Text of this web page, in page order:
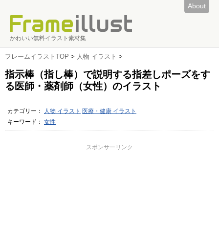
About
かわいい無料イラスト素材集
フレームイラストTOP > 人物 イラスト >
指示棒（指し棒）で説明する指差しポーズをす
る医師・薬剤師（女性）のイラスト
カテゴリー： 人物 イラスト 医療・健康 イラスト
キーワード： 女性
スポンサーリンク